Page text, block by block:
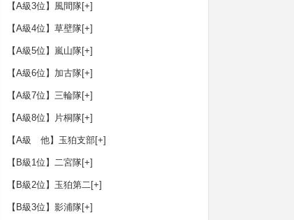
【A級3位】風間隊[+]
【A級4位】草壁隊[+]
【A級5位】嵐山隊[+]
【A級6位】加古隊[+]
【A級7位】三輪隊[+]
【A級8位】片桐隊[+]
【A級 他】玉狛支部[+]
【B級1位】二宮隊[+]
【B級2位】玉狛第二[+]
【B級3位】影浦隊[+]